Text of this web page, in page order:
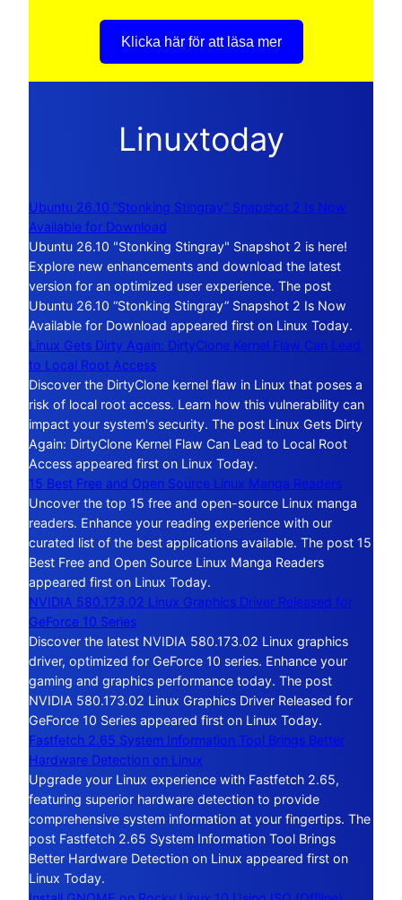
Klicka här för att läsa mer
Linuxtoday
Ubuntu 26.10 “Stonking Stingray” Snapshot 2 Is Now
Available for Download
Ubuntu 26.10 "Stonking Stingray" Snapshot 2 is here!
Explore new enhancements and download the latest
version for an optimized user experience. The post
Ubuntu 26.10 “Stonking Stingray” Snapshot 2 Is Now
Available for Download appeared first on Linux Today.
Linux Gets Dirty Again: DirtyClone Kernel Flaw Can Lead
to Local Root Access
Discover the DirtyClone kernel flaw in Linux that poses a
risk of local root access. Learn how this vulnerability can
impact your system's security. The post Linux Gets Dirty
Again: DirtyClone Kernel Flaw Can Lead to Local Root
Access appeared first on Linux Today.
15 Best Free and Open Source Linux Manga Readers
Uncover the top 15 free and open-source Linux manga
readers. Enhance your reading experience with our
curated list of the best applications available. The post 15
Best Free and Open Source Linux Manga Readers
appeared first on Linux Today.
NVIDIA 580.173.02 Linux Graphics Driver Released for
GeForce 10 Series
Discover the latest NVIDIA 580.173.02 Linux graphics
driver, optimized for GeForce 10 series. Enhance your
gaming and graphics performance today. The post
NVIDIA 580.173.02 Linux Graphics Driver Released for
GeForce 10 Series appeared first on Linux Today.
Fastfetch 2.65 System Information Tool Brings Better
Hardware Detection on Linux
Upgrade your Linux experience with Fastfetch 2.65,
featuring superior hardware detection to provide
comprehensive system information at your fingertips. The
post Fastfetch 2.65 System Information Tool Brings
Better Hardware Detection on Linux appeared first on
Linux Today.